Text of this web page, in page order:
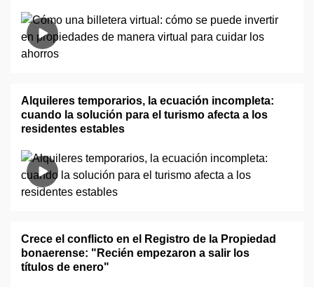
Alquileres temporarios, la ecuación incompleta:
cuando la solución para el turismo afecta a los
residentes estables
Crece el conflicto en el Registro de la Propiedad
bonaerense: "Recién empezaron a salir los
títulos de enero"